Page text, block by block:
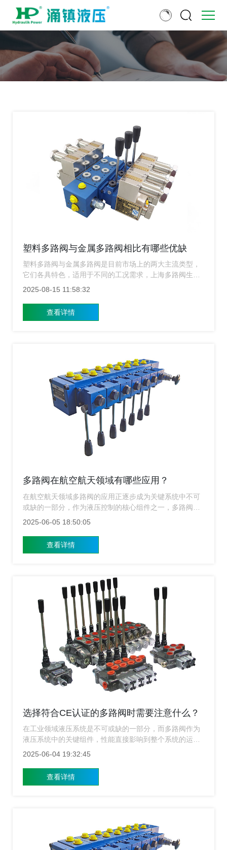
塑料多路阀与金属多路阀相比有哪些优缺
点？
塑料多路阀与金属多路阀是目前市场上的两大主流类型，
它们各具特色，适用于不同的工况需求，上海多路阀生产
厂家从多个维度出发介绍塑料多路阀与金属多路阀之间的
2025-08-15 11:58:32
查看详情
多路阀在航空航天领域有哪些应用？
在航空航天领域多路阀的应用正逐步成为关键系统中不可
或缺的一部分，作为液压控制的核心组件之一，多路阀通
过灵活的流体分配能力和高效的控制性能，在飞行器、航
阀厂家从多个角度探讨多路阀在航空航天领域的具体应用
及技术优势。
2025-06-05 18:50:05
查看详情
选择符合CE认证的多路阀时需要注意什么？
在工业领域液压系统是不可或缺的一部分，而多路阀作为
液压系统中的关键组件，性能直接影响到整个系统的运行
效率和安全性，特别是对于出口至欧洲的产品，选择符合
要，CE认证不仅是一种市场准入标志，更是产品质量和安
全性的保证，那么在选购符合CE认证的多路阀时，我们应
2025-06-04 19:32:45
查看详情